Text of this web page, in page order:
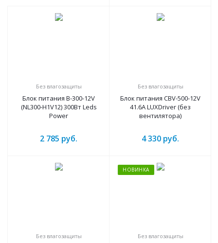
Без влагозащиты
Блок питания B-300-12V
(NL300-H1V12) 300Вт Leds
Power
2 785 руб.
Без влагозащиты
Блок питания CBV-500-12V
41.6А LUXDriver (без
вентилятора)
4 330 руб.
Без влагозащиты
НОВИНКА
Без влагозащиты